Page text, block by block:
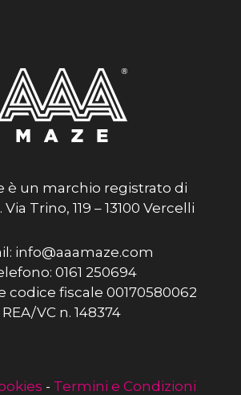
è un marchio registrato di
Trino, 119 – 13100 Vercelli
info@aaamaze.com
0161 250694
codice fiscale 00170580062
REA/VC n. 148374
- Termini e Condizioni